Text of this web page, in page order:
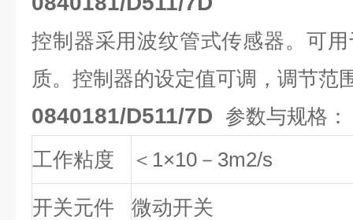
控制器采用波纹管式传感器。可
质。控制器的设定值可调，调节范
0840181/D511/7D 参数与规格：
工作粘度
＜1×10－3m2/s
开关元件 微动开关